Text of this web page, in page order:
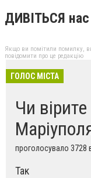
ДИВІТЬСЯ
Якщо ви помітили помилку,
повідомити про це редакцію
ГОЛОС МІСТА
Чи
проголосувало 3728
Так